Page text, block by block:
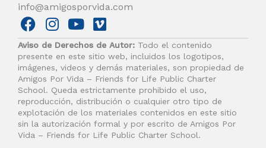
info@amigosporvida.com
F
a
c
e
b
o
o
k
I
n
s
t
a
g
r
a
m
Y
o
u
t
u
b
e
V
i
m
e
o
Aviso de Derechos de Autor: Todo el contenido
presente en este sitio web, incluidos los logotipos,
imágenes, videos y demás materiales, son propiedad de
Amigos Por Vida – Friends for Life Public Charter
School. Queda estrictamente prohibido el uso,
reproducción, distribución o cualquier otro tipo de
explotación de los materiales contenidos en este sitio
sin la autorización formal y por escrito de Amigos Por
Vida – Friends for Life Public Charter School.